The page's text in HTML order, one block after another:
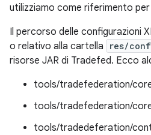
utilizziamo come riferimento per
Il percorso delle configurazioni
o relativo alla cartella
res/
risorse JAR di Tradefed. Ecco
tools/tradefederation/
tools/tradefederation/
tools/tradedeferation/